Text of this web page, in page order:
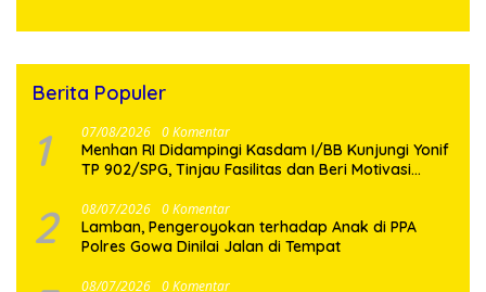
Berita Populer
1 07/08/2026 0 Komentar
Menhan RI Didampingi Kasdam I/BB Kunjungi Yonif
TP 902/SPG, Tinjau Fasilitas dan Beri Motivasi
2 08/07/2026 0 Komentar
Lamban, Pengeroyokan terhadap Anak di PPA
Polres Gowa Dinilai Jalan di Tempat
08/07/2026 0 Komentar